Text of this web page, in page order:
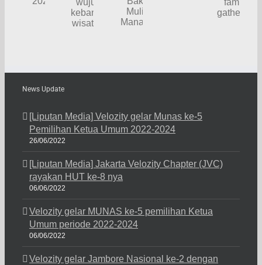
Umum
DOES
University
wisata
lokal
Panti
Asuhan
Chapter
(Velbec)
News Update
[Liputan Media] Velozity gelar Munas ke-5
Pemilihan Ketua Umum 2022-2024
26/06/2022
[Liputan Media] Jakarta Velozity Chapter (JVC)
rayakan HUT ke-8 nya
06/06/2022
Velozity gelar MUNAS ke-5 pemilihan Ketua
Umum periode 2022-2024
06/06/2022
Velozity gelar Jambore Nasional ke-2 dengan